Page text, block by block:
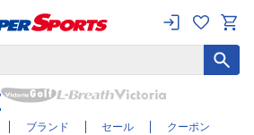
ブランド セール クーポン
さらに絞り込む